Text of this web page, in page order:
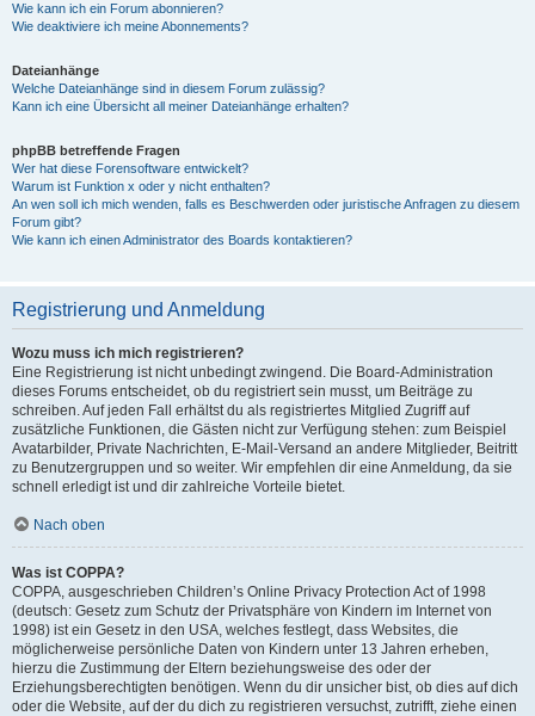
Wie kann ich ein Forum abonnieren?
Wie deaktiviere ich meine Abonnements?
Dateianhänge
Welche Dateianhänge sind in diesem Forum zulässig?
Kann ich eine Übersicht all meiner Dateianhänge erhalten?
phpBB betreffende Fragen
Wer hat diese Forensoftware entwickelt?
Warum ist Funktion x oder y nicht enthalten?
An wen soll ich mich wenden, falls es Beschwerden oder juristische Anfragen zu diesem
Forum gibt?
Wie kann ich einen Administrator des Boards kontaktieren?
Registrierung und Anmeldung
Wozu muss ich mich registrieren?
Eine Registrierung ist nicht unbedingt zwingend. Die Board-Administration
dieses Forums entscheidet, ob du registriert sein musst, um Beiträge zu
schreiben. Auf jeden Fall erhältst du als registriertes Mitglied Zugriff auf
zusätzliche Funktionen, die Gästen nicht zur Verfügung stehen: zum Beispiel
Avatarbilder, Private Nachrichten, E-Mail-Versand an andere Mitglieder, Beitritt
zu Benutzergruppen und so weiter. Wir empfehlen dir eine Anmeldung, da sie
schnell erledigt ist und dir zahlreiche Vorteile bietet.
Nach oben
Was ist COPPA?
COPPA, ausgeschrieben Children’s Online Privacy Protection Act of 1998
(deutsch: Gesetz zum Schutz der Privatsphäre von Kindern im Internet von
1998) ist ein Gesetz in den USA, welches festlegt, dass Websites, die
möglicherweise persönliche Daten von Kindern unter 13 Jahren erheben,
hierzu die Zustimmung der Eltern beziehungsweise des oder der
Erziehungsberechtigten benötigen. Wenn du dir unsicher bist, ob dies auf dich
oder die Website, auf der du dich zu registrieren versuchst, zutrifft, ziehe einen